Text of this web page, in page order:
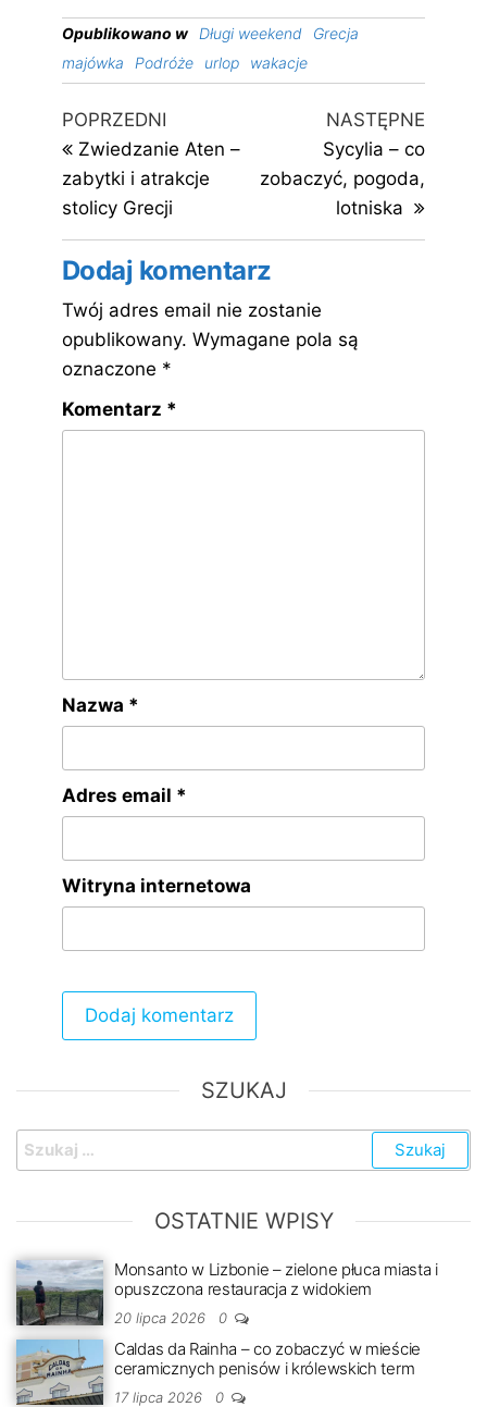
Opublikowano w Długi weekend
Grecja
majówka
Podróże urlop wakacje
Nawigacja
wpisu
Poprzedni
wpis
POPRZEDNI
Zwiedzanie Aten –
zabytki i atrakcje
stolicy Grecji
wpis
NASTĘPNE
Sycylia – co
zobaczyć, pogoda,
lotniska
Dodaj komentarz
Twój adres email nie zostanie
opublikowany. Wymagane pola są
oznaczone *
Komentarz *
Nazwa *
Adres email *
Witryna internetowa
SZUKAJ
Szukaj:
OSTATNIE WPISY
Monsanto w Lizbonie – zielone płuca miasta i
opuszczona restauracja z widokiem
20 lipca 2026 0
Caldas da Rainha – co zobaczyć w mieście
ceramicznych penisów i królewskich term
17 lipca 2026 0